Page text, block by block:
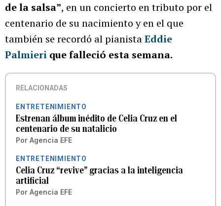
de la salsa”, en un concierto en tributo por el
centenario de su nacimiento y en el que
también se recordó al pianistaEddie
Palmieri que falleció esta semana.
RELACIONADAS
ENTRETENIMIENTO
Estrenan álbum inédito de Celia Cruz en el
centenario de su natalicio
Por Agencia EFE
ENTRETENIMIENTO
Celia Cruz “revive” gracias a la inteligencia
artificial
Por Agencia EFE